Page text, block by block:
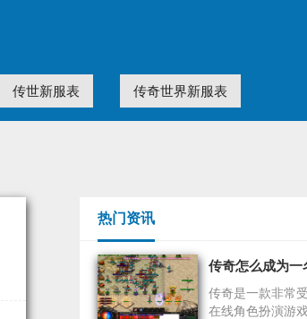
传世新服表 传奇世界新服表
热门资讯
传奇怎么成为一
传奇是一款非常
在线角色扮演游